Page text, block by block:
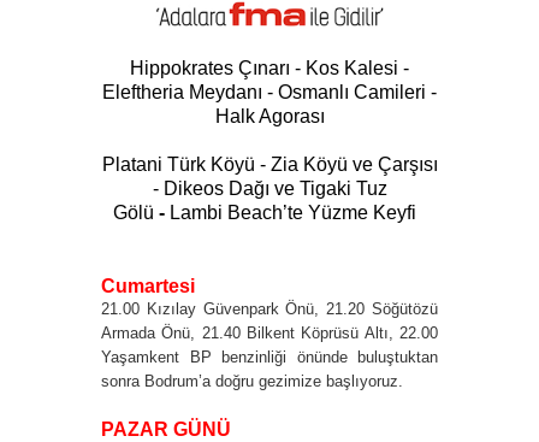
Hippokrates Çınarı - Kos Kalesi -
Eleftheria Meydanı - Osmanlı Camileri -
Halk Agorası
Platani Türk Köyü - Zia Köyü ve Çarşısı
- Dikeos Dağı ve Tigaki Tuz
Gölü - Lambi Beach’te Yüzme Keyfi
Cumartesi
21.00 Kızılay Güvenpark Önü, 21.20 Söğütözü
Armada Önü, 21.40 Bilkent Köprüsü Altı, 22.00
Yaşamkent BP benzinliği önünde buluştuktan
sonra Bodrum’a doğru gezimize başlıyoruz.
PAZAR GÜNÜ